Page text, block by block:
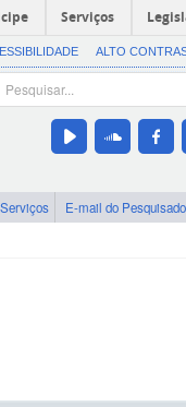
Serviços
ALTO
Serviços E-mail do